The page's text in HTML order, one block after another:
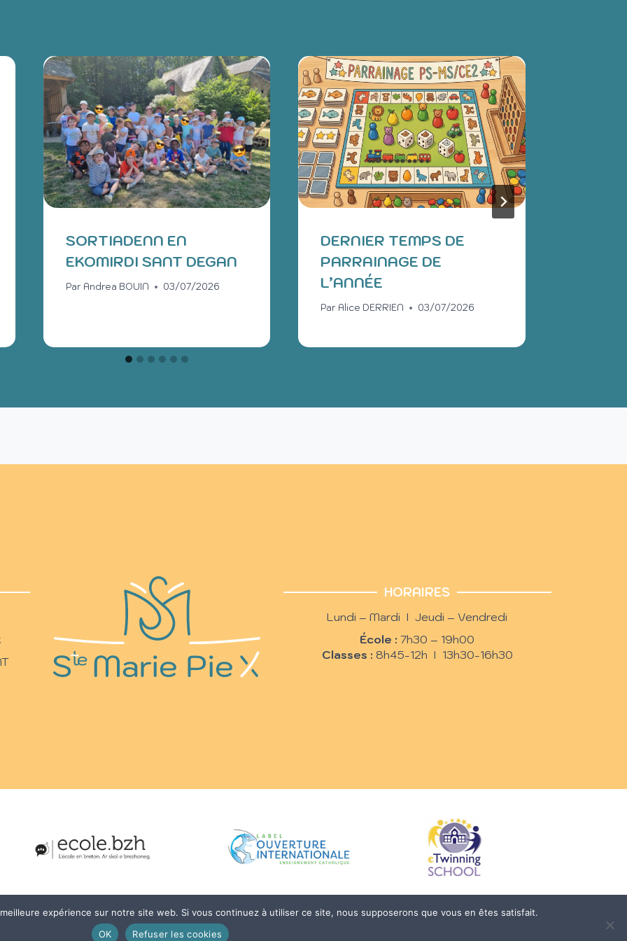
SORTIADENN EN
EKOMIRDI SANT DEGAN
Par Andrea BOUIN 03/07/2026
DERNIER TEMPS DE
PARRAINAGE DE
L’ANNÉE
Par Alice DERRIEN 03/07/2026
HORAIRES
Lundi – Mardi I Jeudi – Vendredi
École : 7h30 – 19h00
Classes : 8h45-12h I 13h30-16h30
– Sainte Marie Pie X
I Site réalisé par :
expérience sur notre site web. Si vous continuez à utiliser ce site, nous supposerons que vous en êtes satisfait.
OK
Refuser les cookies